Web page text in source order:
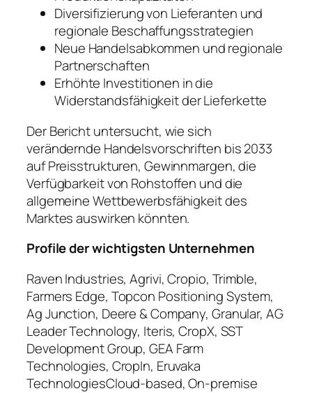
Diversifizierung von Lieferanten und
regionale Beschaffungsstrategien
Neue Handelsabkommen und regionale
Partnerschaften
Erhöhte Investitionen in die
Widerstandsfähigkeit der Lieferkette
Der Bericht untersucht, wie sich
verändernde Handelsvorschriften bis 2033
auf Preisstrukturen, Gewinnmargen, die
Verfügbarkeit von Rohstoffen und die
allgemeine Wettbewerbsfähigkeit des
Marktes auswirken könnten.
Profile der wichtigsten Unternehmen
Raven Industries, Agrivi, Cropio, Trimble,
Farmers Edge, Topcon Positioning System,
Ag Junction, Deere & Company, Granular, AG
Leader Technology, Iteris, CropX, SST
Development Group, GEA Farm
Technologies, CropIn, Eruvaka
TechnologiesCloud-based, On-premise